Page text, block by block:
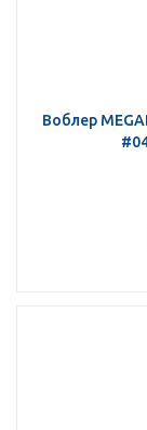
Воблер